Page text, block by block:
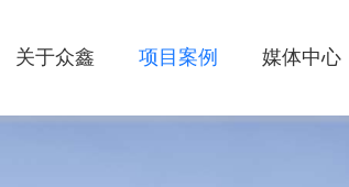
关于众鑫 项目案例 媒体中心